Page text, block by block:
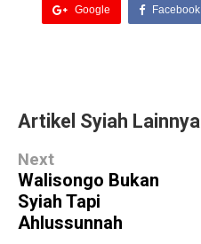
Google Facebook
Artikel Syiah Lainnya
Next
Walisongo Bukan
Syiah Tapi
Ahlussunnah